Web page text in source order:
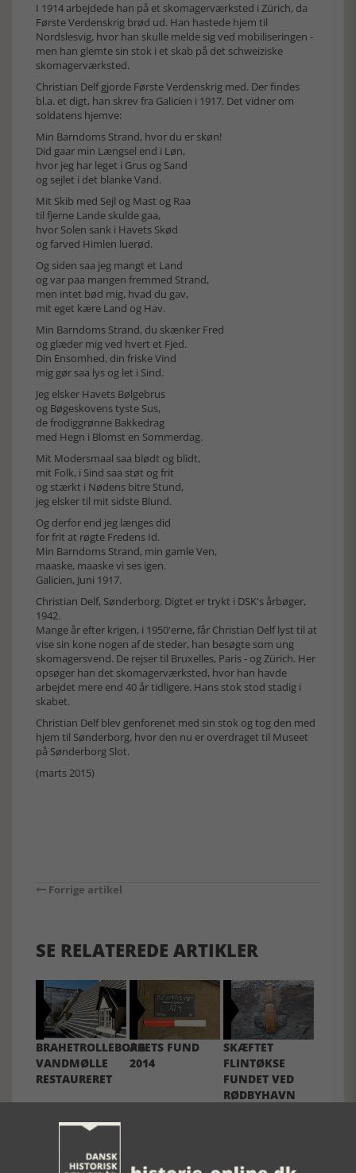
I 1914 arbejdede han på et skomagerværksted i Zürich, da
Første Verdenskrig brød ud. Han hastede hjem til
Nordslesvig, hvor han skulle melde sig ved mobiliseringen -
men han glemte sin stok i et skab på det schweiziske
skomagerværksted.
Christian Delf gjorde Første Verdenskrig med. Der findes
bl.a. et digt, han skrev fra Galicien i 1917. Det vidner om
soldatens hjemve:
Min Barndoms Strand, hvor du er skøn!
Did gaar min Længsel end i Løn,
hvor jeg har leget i Grus og Sand
og sejlet i det blanke Vand.
Mit Skib med Sejl og Mast og Raa
til fjerne Lande skulde gaa,
hvor Solen sank i Havets Skød
og farved Himlen luerød.
Og siden saa jeg mangt et Land
og var paa mangen fremmed Strand,
men intet bød mig, hvad du gav,
mit eget kære Land og Hav.
Min Barndoms Strand, du skænker Fred
og glæder mig ved hvert et Fjed.
Din Ensomhed, din friske Vind
mig gør saa lys og let i Sind.
Jeg elsker Havets Bølgebrus
og Bøgeskovens tyste Sus,
de frodiggrønne Bakkedrag
med Hegn i Blomst en Sommerdag.
Mit Modersmaal saa blødt og blidt,
mit Folk, i Sind saa støt og frit
og stærkt i Nødens bitre Stund,
jeg elsker til mit sidste Blund.
Og derfor end jeg længes did
for frit at røgte Fredens Id.
Min Barndoms Strand, min gamle Ven,
maaske, maaske vi ses igen.
Galicien, Juni 1917.
Christian Delf, Sønderborg. Digtet er trykt i DSK's årbøger,
1942.
Mange år efter krigen, i 1950'erne, får Christian Delf lyst til at
vise sin kone nogen af de steder, han besøgte som ung
skomagersvend. De rejser til Bruxelles, Paris - og Zürich. Her
opsøger han det skomagerværksted, hvor han havde
arbejdet mere end 40 år tidligere. Hans stok stod stadig i
skabet.
Christian Delf blev genforenet med sin stok og tog den med
hjem til Sønderborg, hvor den nu er overdraget til Museet
på Sønderborg Slot.
(marts 2015)
Forrige artikel
SE RELATEREDE ARTIKLER
BRAHETROLLEBORG
VANDMØLLE
RESTAURERET
ÅRETS FUND
2014
SKÆFTET
FLINTØKSE
FUNDET VED
RØDBYHAVN